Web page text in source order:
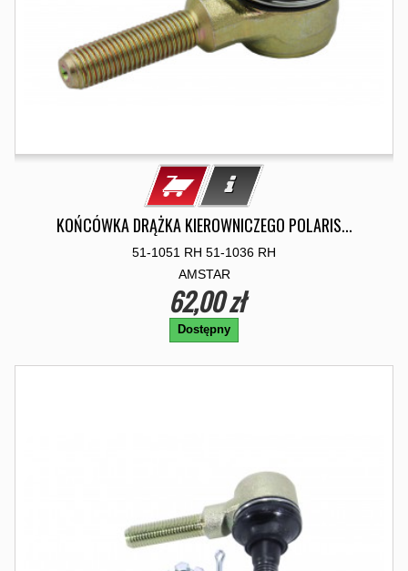
KOŃCÓWKA DRĄŻKA KIEROWNICZEGO POLARIS...
51-1051 RH 51-1036 RH
AMSTAR
62,00 zł
Dostępny